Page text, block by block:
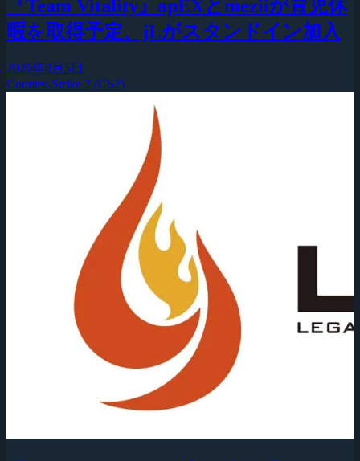
『Team Vitality』apEXとmeziiが育児休
暇を取得予定、jLがスタンドイン加入
2026年8月5日
Counter-Strike 2 (CS2)